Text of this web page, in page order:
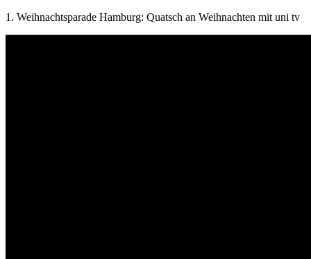
1. Weihnachtsparade Hamburg: Quatsch an Weihnachten mit uni tv